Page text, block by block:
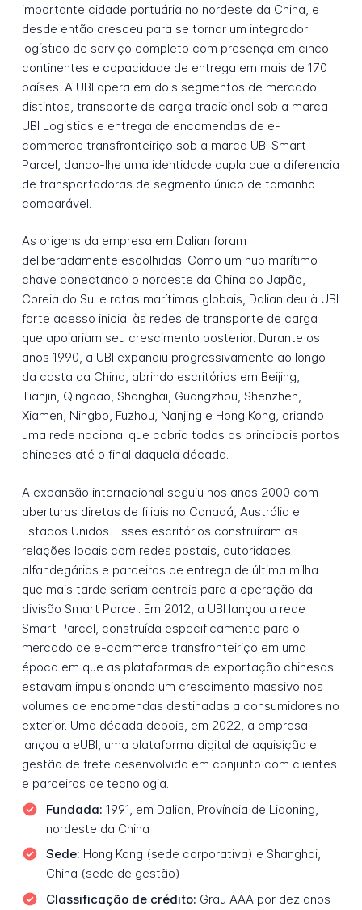
importante cidade portuária no nordeste da China, e
desde então cresceu para se tornar um integrador
logístico de serviço completo com presença em cinco
continentes e capacidade de entrega em mais de 170
países. A UBI opera em dois segmentos de mercado
distintos, transporte de carga tradicional sob a marca
UBI Logistics e entrega de encomendas de e-
commerce transfronteiriço sob a marca UBI Smart
Parcel, dando-lhe uma identidade dupla que a diferencia
de transportadoras de segmento único de tamanho
comparável.
As origens da empresa em Dalian foram
deliberadamente escolhidas. Como um hub marítimo
chave conectando o nordeste da China ao Japão,
Coreia do Sul e rotas marítimas globais, Dalian deu à UBI
forte acesso inicial às redes de transporte de carga
que apoiariam seu crescimento posterior. Durante os
anos 1990, a UBI expandiu progressivamente ao longo
da costa da China, abrindo escritórios em Beijing,
Tianjin, Qingdao, Shanghai, Guangzhou, Shenzhen,
Xiamen, Ningbo, Fuzhou, Nanjing e Hong Kong, criando
uma rede nacional que cobria todos os principais portos
chineses até o final daquela década.
A expansão internacional seguiu nos anos 2000 com
aberturas diretas de filiais no Canadá, Austrália e
Estados Unidos. Esses escritórios construíram as
relações locais com redes postais, autoridades
alfandegárias e parceiros de entrega de última milha
que mais tarde seriam centrais para a operação da
divisão Smart Parcel. Em 2012, a UBI lançou a rede
Smart Parcel, construída especificamente para o
mercado de e-commerce transfronteiriço em uma
época em que as plataformas de exportação chinesas
estavam impulsionando um crescimento massivo nos
volumes de encomendas destinadas a consumidores no
exterior. Uma década depois, em 2022, a empresa
lançou a eUBI, uma plataforma digital de aquisição e
gestão de frete desenvolvida em conjunto com clientes
e parceiros de tecnologia.
Fundada: 1991, em Dalian, Província de Liaoning,
nordeste da China
Sede: Hong Kong (sede corporativa) e Shanghai,
China (sede de gestão)
Classificação de crédito: Grau AAA por dez anos